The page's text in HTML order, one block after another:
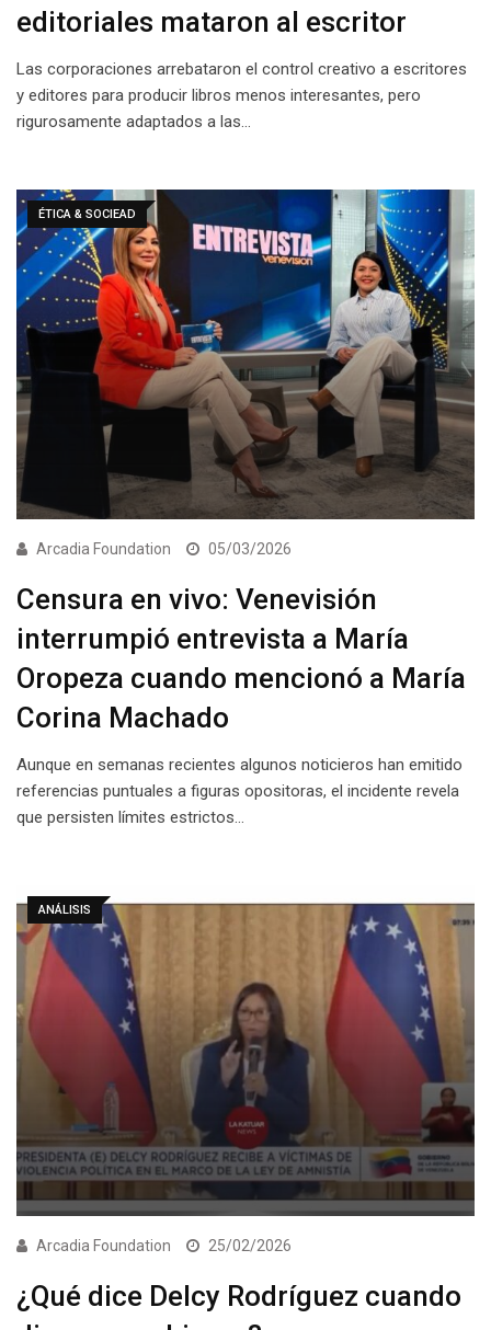
editoriales mataron al escritor
Las corporaciones arrebataron el control creativo a escritores
y editores para producir libros menos interesantes, pero
rigurosamente adaptados a las…
ÉTICA & SOCIEAD
Arcadia Foundation 05/03/2026
Censura en vivo: Venevisión
interrumpió entrevista a María
Oropeza cuando mencionó a María
Corina Machado
Aunque en semanas recientes algunos noticieros han emitido
referencias puntuales a figuras opositoras, el incidente revela
que persisten límites estrictos…
ANÁLISIS
Arcadia Foundation 25/02/2026
¿Qué dice Delcy Rodríguez cuando